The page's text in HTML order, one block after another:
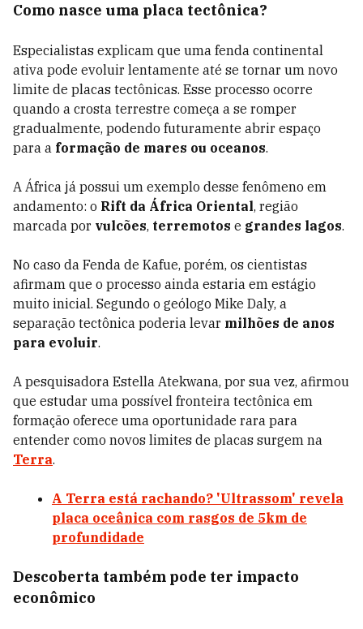
Como nasce uma placa tectônica?
Especialistas explicam que uma fenda continental
ativa pode evoluir lentamente até se tornar um novo
limite de placas tectônicas. Esse processo ocorre
quando a crosta terrestre começa a se romper
gradualmente, podendo futuramente abrir espaço
para a formação de mares ou oceanos.
A África já possui um exemplo desse fenômeno em
andamento: o Rift da África Oriental, região
marcada por vulcões, terremotos e grandes lagos.
No caso da Fenda de Kafue, porém, os cientistas
afirmam que o processo ainda estaria em estágio
muito inicial. Segundo o geólogo Mike Daly, a
separação tectônica poderia levar milhões de anos
para evoluir.
A pesquisadora Estella Atekwana, por sua vez, afirmou
que estudar uma possível fronteira tectônica em
formação oferece uma oportunidade rara para
entender como novos limites de placas surgem na
Terra.
A Terra está rachando? 'Ultrassom' revela
placa oceânica com rasgos de 5km de
profundidade
Descoberta também pode ter impacto
econômico